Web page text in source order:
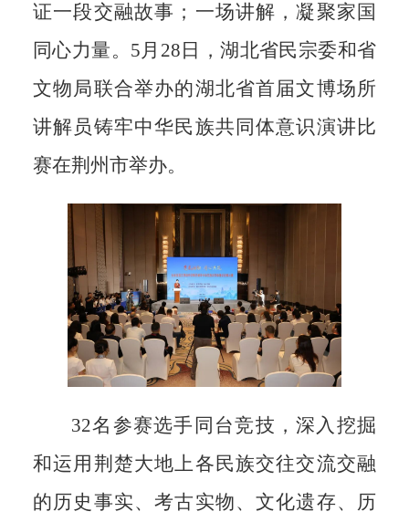
证一段交融故事；一场讲解，凝聚家国
同心力量。5月28日，湖北省民宗委和省
文物局联合举办的湖北省首届文博场所
讲解员铸牢中华民族共同体意识演讲比
赛在荆州市举办。
32名参赛选手同台竞技，深入挖掘
和运用荆楚大地上各民族交往交流交融
的历史事实、考古实物、文化遗存、历